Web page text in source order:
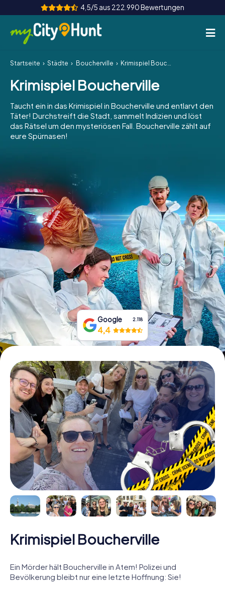
4,5/5 aus 222.990 Bewertungen
So funktioniert's
Städte
Touren
Teamevent
INT AT
ES
IE
IT
NL
Tickets buchen
Gutscheine bestellen
Startseite Städte Boucherville Krimispiel Boucherville
Krimispiel Boucherville
Taucht ein in das Krimispiel in Boucherville und entlarvt den
Täter! Durchstreift die Stadt, sammelt Indizien und löst
das Rätsel um den mysteriösen Fall. Boucherville zählt auf
eure Spürnasen!
Google 2.118
4,4
Krimispiel Boucherville
Ein Mörder hält Boucherville in Atem! Polizei und
Bevölkerung bleibt nur eine letzte Hoffnung: Sie!